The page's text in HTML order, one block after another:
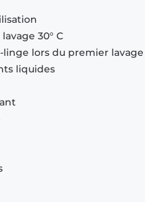
30° C
lors du premier lavage
liquides